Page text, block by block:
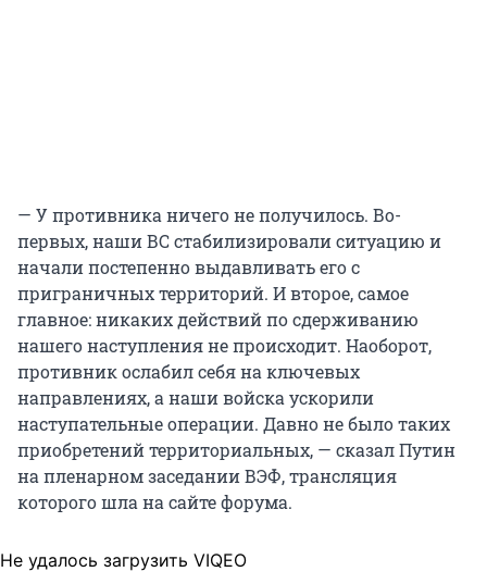
— У противника ничего не получилось. Во-
первых, наши ВС стабилизировали ситуацию и
начали постепенно выдавливать его с
приграничных территорий. И второе, самое
главное: никаких действий по сдерживанию
нашего наступления не происходит. Наоборот,
противник ослабил себя на ключевых
направлениях, а наши войска ускорили
наступательные операции. Давно не было таких
приобретений территориальных, — сказал Путин
на пленарном заседании ВЭФ, трансляция
которого шла на сайте форума.
Не удалось загрузить VIQEO